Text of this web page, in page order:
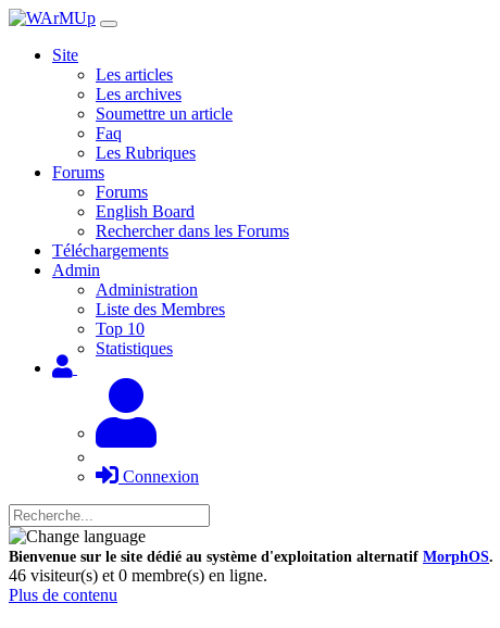
Site
Les articles
Les archives
Soumettre un article
Faq
Les Rubriques
Forums
Forums
English Board
Rechercher dans les Forums
Téléchargements
Admin
Administration
Liste des Membres
Top 10
Statistiques
Connexion
Bienvenue sur le site dédié au système d'exploitation alternatif MorphOS.
46 visiteur(s) et 0 membre(s) en ligne.
Plus de contenu